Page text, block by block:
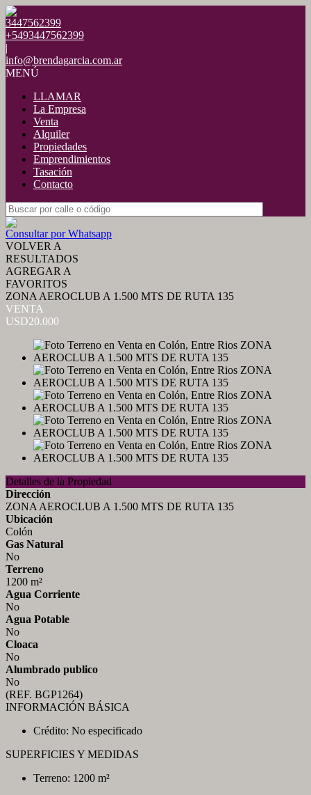
3447562399
+5493447562399
|
info@brendagarcia.com.ar
MENÚ
LLAMAR
La Empresa
Venta
Alquiler
Propiedades
Emprendimientos
Tasación
Contacto
Consultar por Whatsapp
VOLVER A
RESULTADOS
AGREGAR A
FAVORITOS
ZONA AEROCLUB A 1.500 MTS DE RUTA 135
VENTA
USD20.000
Detalles de la Propiedad
Dirección
ZONA AEROCLUB A 1.500 MTS DE RUTA 135
Ubicación
Colón
Gas Natural
No
Terreno
1200 m²
Agua Corriente
No
Agua Potable
No
Cloaca
No
Alumbrado publico
No
(REF. BGP1264)
INFORMACIÓN BÁSICA
Crédito: No especificado
SUPERFICIES Y MEDIDAS
Terreno: 1200 m²